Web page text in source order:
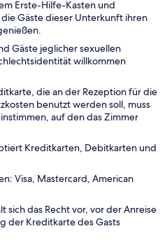
Erste-Hilfe-Kasten und
Gäste dieser Unterkunft ihren
Gäste jeglicher sexuellen
willkommen
die an der Rezeption für die
benutzt werden soll, muss
auf den das Zimmer
Kreditkarten, Debitkarten und
Visa, Mastercard, American
sich das Recht vor, vor der Anreise
der Kreditkarte des Gasts